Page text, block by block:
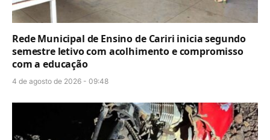
Rede Municipal de Ensino de Cariri inicia segundo
semestre letivo com acolhimento e compromisso
com a educação
4 de agosto de 2026 - 09:48